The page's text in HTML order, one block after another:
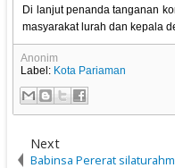
Di lanjut penanda tanganan
masyarakat lurah dan kepala
Anonim
Label: Kota Pariaman
Next
Babinsa Pererat